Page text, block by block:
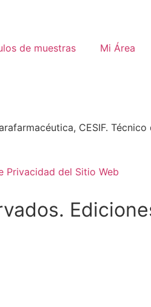
de muestras Mi Área
CESIF.
Privacidad del Sitio Web